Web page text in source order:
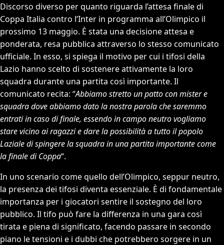
Discorso diverso per quanto riguarda l’attesa finale di
Coppa Italia contro l’Inter in programma all’Olimpico il
prossimo 13 maggio. È stata una decisione attesa e
ponderata, resa pubblica attraverso lo stesso comunicato
ufficiale. In esso, si spiega il motivo per cui i tifosi della
Lazio hanno scelto di sostenere attivamente la loro
squadra durante una partita così importante. Il
comunicato recita: “Abbiamo stretto un patto con mister e
squadra dove abbiamo dato la nostra parola che saremmo
entrati in caso di finale, essendo in campo neutro vogliamo
stare vicino ai ragazzi e dare la possibilità a tutto il popolo
Laziale di spingere la squadra in una partita importante come
la finale di Coppa“.
In uno scenario come quello dell’Olimpico, seppur neutro,
la presenza dei tifosi diventa essenziale. È di fondamentale
importanza per i giocatori sentire il sostegno del loro
pubblico. Il tifo può fare la differenza in una gara così
tirata e piena di significato, facendo passare in secondo
piano le tensioni e i dubbi che potrebbero sorgere in un